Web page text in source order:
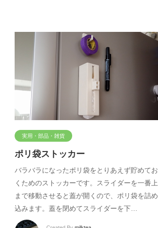
実用・部品・雑貨
ポリ袋ストッカー
バラバラになったポリ袋をとりあえず貯めてお
くためのストッカーです。スライダーを一番上
まで移動させると蓋が開くので、ポリ袋を詰め
込みます。蓋を閉めてスライダーを下…